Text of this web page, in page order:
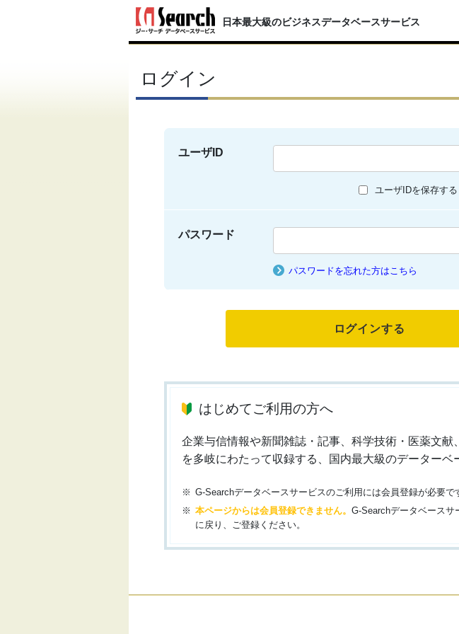
日本最大級のビジネスデータベースサービス
ログイン
ユーザID
ユーザIDを保存する
パスワード
パスワードを忘れた方はこちら
はじめてご利用の方へ
企業与信情報や新聞雑誌・記事、科学技術・医薬文
を多岐にわたって収録する、国内最大級のデーターベ
G-Searchデータベースサービスのご利用には会員登録が必要で
本ページからは会員登録できません。G-Searchデータベースサ
に戻り、ご登録ください。